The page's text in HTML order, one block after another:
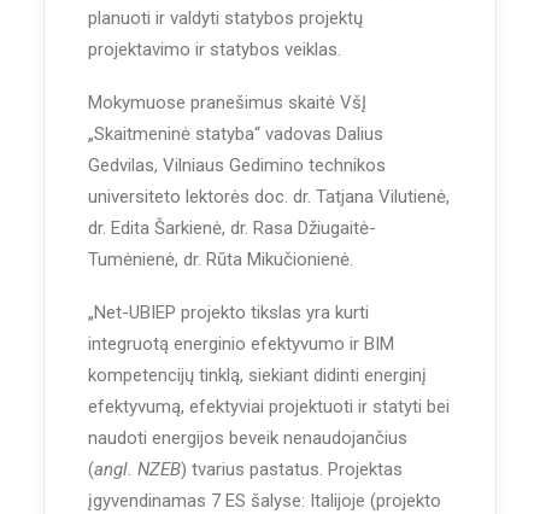
planuoti ir valdyti statybos projektų
projektavimo ir statybos veiklas.
Mokymuose pranešimus skaitė VšĮ
„Skaitmeninė statyba“ vadovas Dalius
Gedvilas, Vilniaus Gedimino technikos
universiteto lektorės doc. dr. Tatjana Vilutienė,
dr. Edita Šarkienė, dr. Rasa Džiugaitė-
Tumėnienė, dr. Rūta Mikučionienė.
„Net-UBIEP projekto tikslas yra kurti
integruotą energinio efektyvumo ir BIM
kompetencijų tinklą, siekiant didinti energinį
efektyvumą, efektyviai projektuoti ir statyti bei
naudoti energijos beveik nenaudojančius
(angl. NZEB) tvarius pastatus. Projektas
įgyvendinamas 7 ES šalyse: Italijoje (projekto